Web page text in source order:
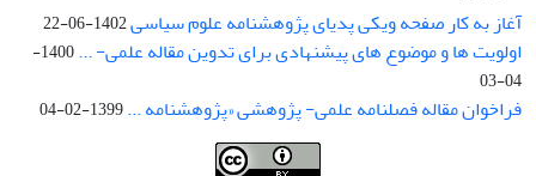
آغاز به کار صفحه ویکی پدیای پژوهشنامه علوم سیاسی1402-06-22
اولویت ها و موضوع های پیشنهادی برای تدوین مقاله علمی- ...
1400-
04-03
فراخوان مقاله فصلنامه علمی- پژوهشی «پژوهشنامه ...1399-02-04